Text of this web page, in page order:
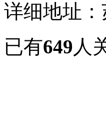
详细地址
已有649 人